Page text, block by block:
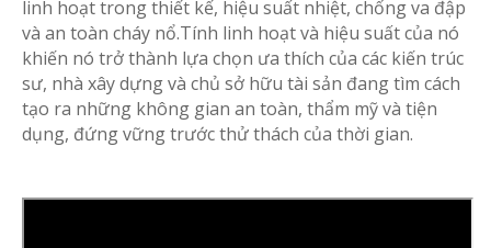
linh hoạt trong thiết kế, hiệu suất nhiệt, chống va đập
và an toàn cháy nổ.Tính linh hoạt và hiệu suất của nó
khiến nó trở thành lựa chọn ưa thích của các kiến ​​trúc
sư, nhà xây dựng và chủ sở hữu tài sản đang tìm cách
tạo ra những không gian an toàn, thẩm mỹ và tiện
dụng, đứng vững trước thử thách của thời gian.